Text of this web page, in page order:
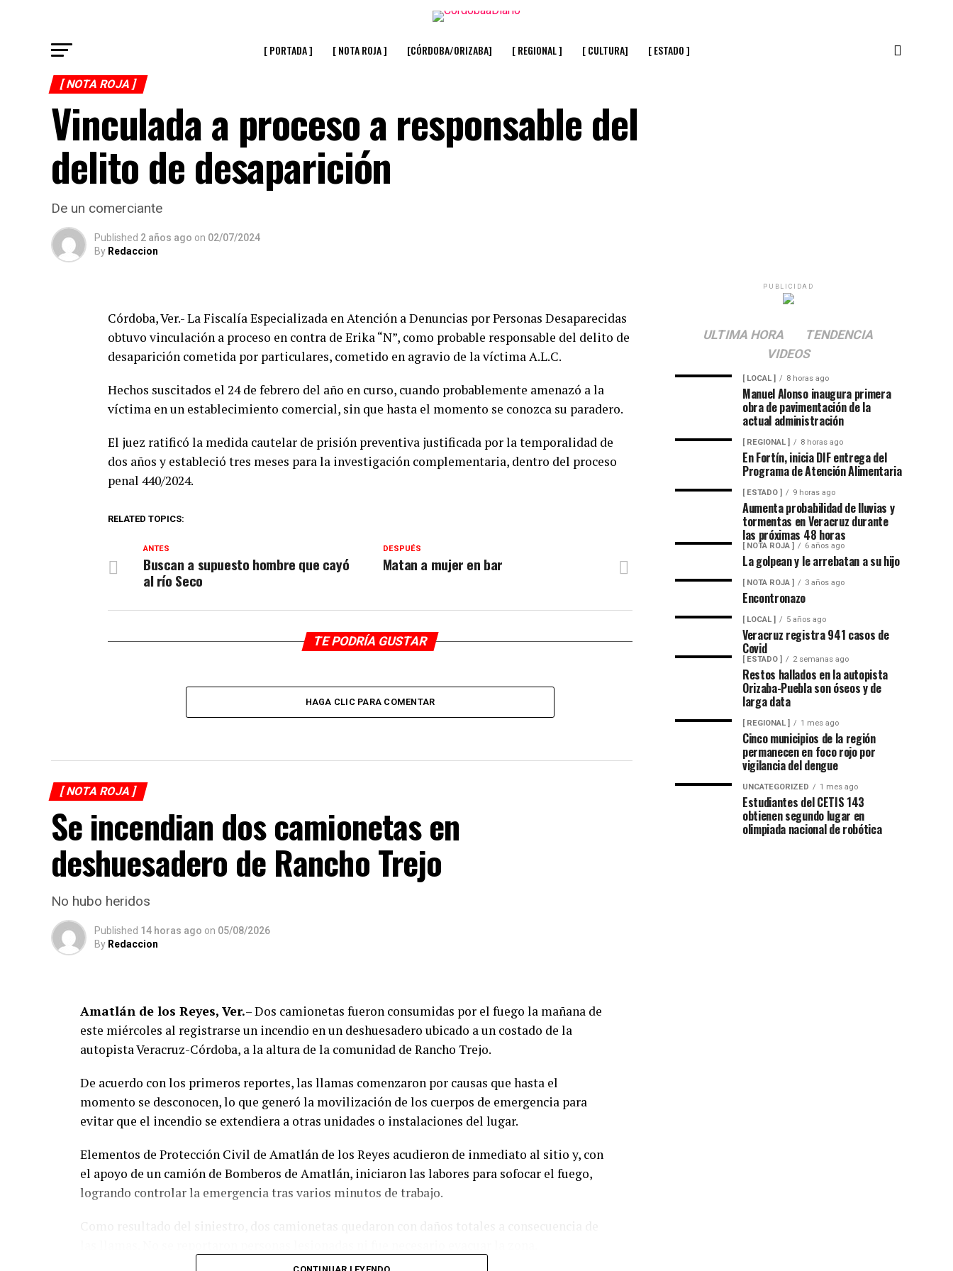
[ PORTADA ] [ NOTA ROJA ] [CÓRDOBA/ORIZABA] [ REGIONAL ] [ CULTURA] [ ESTADO ]
[ NOTA ROJA ]
Vinculada a proceso a responsable del
delito de desaparición
De un comerciante
Published 2 años ago on 02/07/2024
By Redaccion
Córdoba, Ver.- La Fiscalía Especializada en Atención a Denuncias por Personas Desaparecidas
obtuvo vinculación a proceso en contra de Erika “N”, como probable responsable del delito de
desaparición cometida por particulares, cometido en agravio de la víctima A.L.C.
Hechos suscitados el 24 de febrero del año en curso, cuando probablemente amenazó a la
víctima en un establecimiento comercial, sin que hasta el momento se conozca su paradero.
El juez ratificó la medida cautelar de prisión preventiva justificada por la temporalidad de
dos años y estableció tres meses para la investigación complementaria, dentro del proceso
penal 440/2024.
RELATED TOPICS:
DESPUÉS
Matan a mujer en bar
ANTES
Buscan a supuesto hombre que cayó
al río Seco
TE PODRÍA GUSTAR
HAGA CLIC PARA COMENTAR
[ NOTA ROJA ]
Se incendian dos camionetas en
deshuesadero de Rancho Trejo
No hubo heridos
Published 14 horas ago on 05/08/2026
By Redaccion
Amatlán de los Reyes, Ver.– Dos camionetas fueron consumidas por el fuego la mañana de
este miércoles al registrarse un incendio en un deshuesadero ubicado a un costado de la
autopista Veracruz-Córdoba, a la altura de la comunidad de Rancho Trejo.
De acuerdo con los primeros reportes, las llamas comenzaron por causas que hasta el
momento se desconocen, lo que generó la movilización de los cuerpos de emergencia para
evitar que el incendio se extendiera a otras unidades o instalaciones del lugar.
Elementos de Protección Civil de Amatlán de los Reyes acudieron de inmediato al sitio y, con
el apoyo de un camión de Bomberos de Amatlán, iniciaron las labores para sofocar el fuego,
logrando controlar la emergencia tras varios minutos de trabajo.
PUBLICIDAD
ULTIMA HORA
TENDENCIA
VIDEOS
[ LOCAL ] 8 horas ago
Manuel Alonso inaugura primera
obra de pavimentación de la
actual administración
[ REGIONAL ] 8 horas ago
En Fortín, inicia DIF entrega del
Programa de Atención Alimentaria
[ ESTADO ] 9 horas ago
Aumenta probabilidad de lluvias y
tormentas en Veracruz durante
las próximas 48 horas
[ NOTA ROJA ] 6 años ago
La golpean y le arrebatan a su hijo
[ NOTA ROJA ] 3 años ago
Encontronazo
[ LOCAL ] 5 años ago
Veracruz registra 941 casos de
Covid
[ ESTADO ] 2 semanas ago
Restos hallados en la autopista
Orizaba-Puebla son óseos y de
larga data
[ REGIONAL ] 1 mes ago
Cinco municipios de la región
permanecen en foco rojo por
vigilancia del dengue
UNCATEGORIZED 1 mes ago
Estudiantes del CETIS 143
obtienen segundo lugar en
olimpiada nacional de robótica